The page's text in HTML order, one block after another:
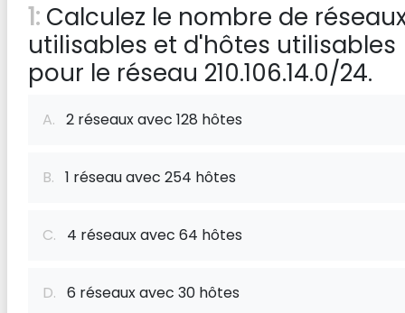
1: Calculez le nombre de
utilisables et d'hôtes utilisables
pour le réseau 210.106.14.0/24.
A. 2 réseaux avec 128 hôtes
B. 1 réseau avec 254 hôtes
C. 4 réseaux avec 64 hôtes
D. 6 réseaux avec 30 hôtes